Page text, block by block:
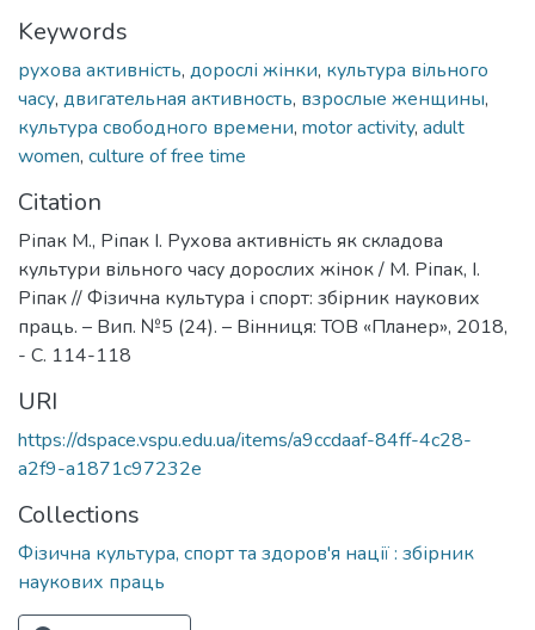
Keywords
рухова активність, дорослі жінки, культура вільного
часу, двигательная активность, взрослые женщины,
культура свободного времени, motor activity, adult
women, culture of free time
Citation
Ріпак М., Ріпак І. Рухова активність як складова
культури вільного часу дорослих жінок / М. Ріпак, І.
Ріпак // Фізична культура і спорт: збірник наукових
праць. – Вип. №5 (24). – Вінниця: ТОВ «Планер», 2018,
- С. 114-118
URI
https://dspace.vspu.edu.ua/items/a9ccdaaf-84ff-4c28-
a2f9-a1871c97232e
Collections
Фізична культура, спорт та здоров'я нації : збірник
наукових праць